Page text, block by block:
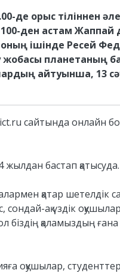
де орыс тіліннен
ден астам
ішінде Ресей
жобасы планетаның
айтуынша, 13
сайтында онлайн
бастап қатысуда.
қатар шетелдік
сондай-ақ үздік
біздің қаламыздың
оқушылар,